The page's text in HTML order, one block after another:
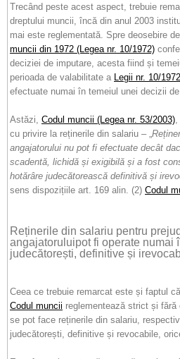
Trecând peste acest aspect, trebuie
dreptului muncii, încă din anul 2003
mai este reglementată. Spre deosebire
muncii din 1972 (Legea nr. 10/1972)
deciziei de imputare, acesta fiind și
perioada de valabilitate a Legii nr. 10/1972
efectuate numai în temeiul unei decizii
Astăzi, Codul muncii (Legea nr. 53/2003),
cu privire la reținerile din salariu – „
angajatorului nu pot fi efectuate decât
scadentă, lichidă și exigibilă și a fost
hotărâre judecătorească definitivă și
sens dispozițiile art. 169 alin. (2) Codul
Reținerile din salariu pentru
angajatoruluipot fi operate numai
judecătorești, definitive și
Ceea ce trebuie remarcat este și faptul
Codul muncii reglementează strict și
se pot face reținerile din salariu,
judecătorești, definitive și revocabile,